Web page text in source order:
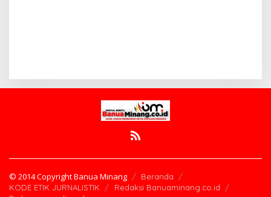
© 2014 Copyright Banua Minang
Beranda
KODE ETIK JURNALISTIK
Redaksi Banuaminang.co.id